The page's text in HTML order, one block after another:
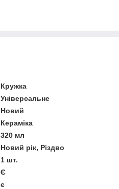
Кружка
Універсальне
Новий
Кераміка
320 мл
Новий рік, Різдво
1 шт.
Є
є